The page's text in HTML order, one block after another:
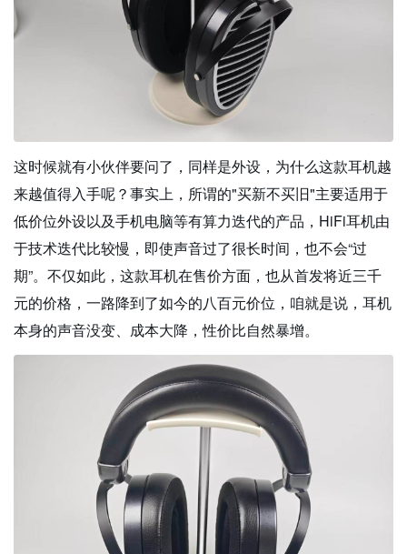
这时候就有小伙伴要问了，同样是外设，为什么这款耳机越
来越值得入手呢？事实上，所谓的"买新不买旧"主要适用于
低价位外设以及手机电脑等有算力迭代的产品，HiFi耳机由
于技术迭代比较慢，即使声音过了很长时间，也不会“过
期”。不仅如此，这款耳机在售价方面，也从首发将近三千
元的价格，一路降到了如今的八百元价位，咱就是说，耳机
本身的声音没变、成本大降，性价比自然暴增。